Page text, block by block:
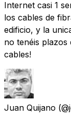
Internet casi 1
los cables de
edificio, y la
no tenéis
cables!
Juan Quijano